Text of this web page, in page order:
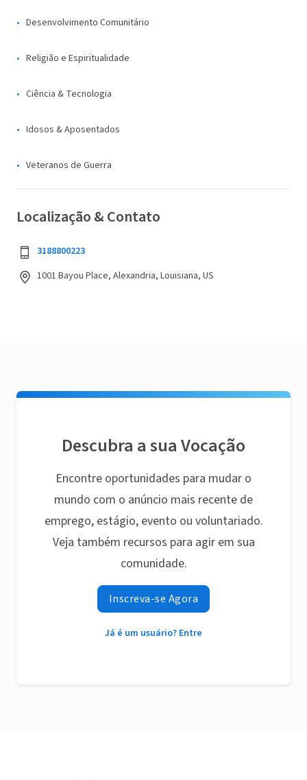
Desenvolvimento Comunitário
Religião e Espiritualidade
Ciência & Tecnologia
Idosos & Aposentados
Veteranos de Guerra
Localização & Contato
3188800223
1001 Bayou Place, Alexandria, Louisiana, US
Descubra a sua Vocação
Encontre oportunidades para mudar o
mundo com o anúncio mais recente de
emprego, estágio, evento ou voluntariado.
Veja também recursos para agir em sua
comunidade.
Inscreva-se Agora
Já é um usuário? Entre